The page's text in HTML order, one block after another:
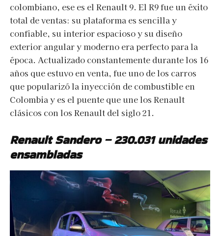
colombiano, ese es el Renault 9. El R9 fue un éxito
total de ventas: su plataforma es sencilla y
confiable, su interior espacioso y su diseño
exterior angular y moderno era perfecto para la
época. Actualizado constantemente durante los 16
años que estuvo en venta, fue uno de los carros
que popularizó la inyección de combustible en
Colombia y es el puente que une los Renault
clásicos con los Renault del siglo 21.
Renault Sandero – 230.031 unidades
ensambladas